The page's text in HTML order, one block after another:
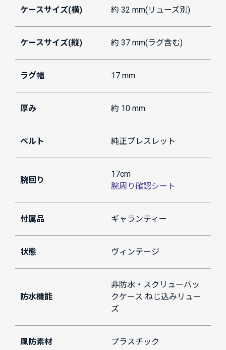
ケースサイズ(横) 約 32 mm(リューズ別)
ケースサイズ(縦) 約 37 mm(ラグ含む)
ラグ幅 17 mm
厚み 約 10 mm
ベルト 純正ブレスレット
腕回り
17cm
腕周り確認シート
付属品 ギャランティー
状態 ヴィンテージ
防水機能
非防水・スクリューバッ
クケース ねじ込みリュー
ズ
風防素材 プラスチック